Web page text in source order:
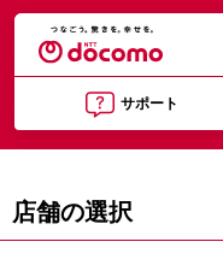
サポート
店舗の選択